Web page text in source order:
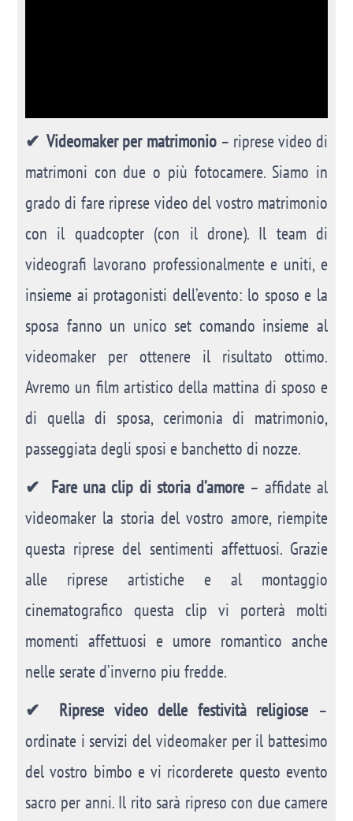
✔Videomaker per matrimonio– riprese video di
matrimoni con due o più fotocamere. Siamo in
grado di fare riprese video del vostro matrimonio
con il quadcopter (con il drone). Il team di
videografi lavorano professionalmente e uniti, e
insieme ai protagonisti dell’evento: lo sposo e la
sposa fanno un unico set comando insieme al
videomaker per ottenere il risultato ottimo.
Avremo un film artistico della mattina di sposo e
di quella di sposa, cerimonia di matrimonio,
passeggiata degli sposi e banchetto di nozze.
✔ Fare una clip di storia d’amore – affidate al
videomaker la storia del vostro amore, riempite
questa riprese del sentimenti affettuosi. Grazie
alle riprese artistiche e al montaggio
cinematografico questa clip vi porterà molti
momenti affettuosi e umore romantico anche
nelle serate d’inverno piu fredde.
✔ Riprese video delle festività religiose –
ordinate i servizi del videomaker per il battesimo
del vostro bimbo e vi ricorderete questo evento
sacro per anni. Il rito sarà ripreso con due camere